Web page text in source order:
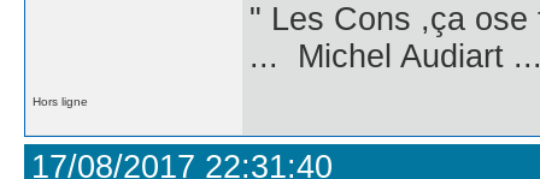
" Les Cons ,ça
... Michel Audiart
Hors ligne
17/08/2017 22:31:40